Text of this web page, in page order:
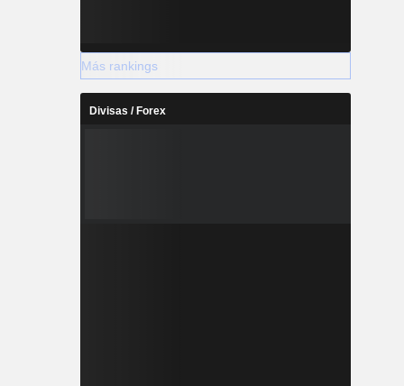
Más rankings
Divisas / Forex